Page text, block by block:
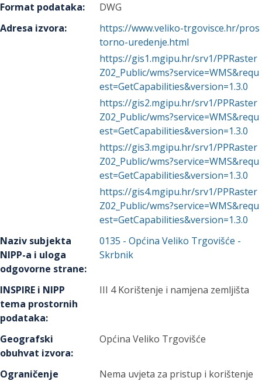
Format podataka:
DWG
Adresa izvora:
https://www.veliko-trgovisce.hr/pros
torno-uredenje.html
https://gis1.mgipu.hr/srv1/PPRaster
Z02_Public/wms?service=WMS&requ
est=GetCapabilities&version=1.3.0
https://gis2.mgipu.hr/srv1/PPRaster
Z02_Public/wms?service=WMS&requ
est=GetCapabilities&version=1.3.0
https://gis3.mgipu.hr/srv1/PPRaster
Z02_Public/wms?service=WMS&requ
est=GetCapabilities&version=1.3.0
https://gis4.mgipu.hr/srv1/PPRaster
Z02_Public/wms?service=WMS&requ
est=GetCapabilities&version=1.3.0
Naziv subjekta
NIPP-a i uloga
odgovorne strane:
0135 -Općina Veliko Trgovišće -
Skrbnik
INSPIRE i NIPP
tema prostornih
podataka:
III 4 Korištenje i namjena zemljišta
Geografski
obuhvat izvora:
Općina Veliko Trgovišće
Ograničenje
Nema uvjeta za pristup i korištenje